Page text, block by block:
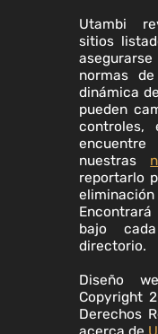
Utambi
sitios
normas
dinámica
pueden
controles,
nuestras
reportarlo
bajo
directorio.
Diseño
Copyright
Derechos